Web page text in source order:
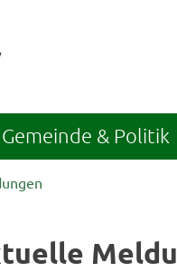
Gemeinde & Politik